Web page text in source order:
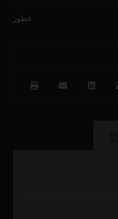
عطور
٠